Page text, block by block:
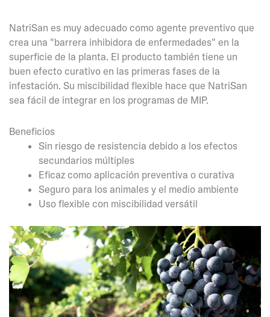
NatriSan es muy adecuado como agente preventivo que
crea una "barrera inhibidora de enfermedades" en la
superficie de la planta. El producto también tiene un
buen efecto curativo en las primeras fases de la
infestación. Su miscibilidad flexible hace que NatriSan
sea fácil de integrar en los programas de MIP.
Beneficios
Sin riesgo de resistencia debido a los efectos
secundarios múltiples
Eficaz como aplicación preventiva o curativa
Seguro para los animales y el medio ambiente
Uso flexible con miscibilidad versátil